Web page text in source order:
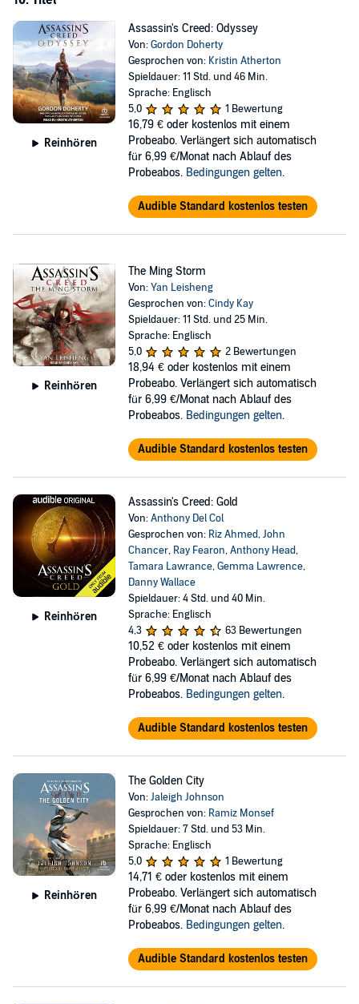
Reinhören
Assassin's Creed: Odyssey
Von:Gordon Doherty
Gesprochen von: Kristin Atherton
Spieldauer: 11 Std. und 46 Min.
Sprache: Englisch
5,0
1 Bewertung
16,79 € oder kostenlos mit einem
Probeabo. Verlängert sich automatisch
für 6,99 €/Monat nach Ablauf des
Probeabos. Bedingungen gelten.
Audible Standard kostenlos testen
Reinhören
The Ming Storm
Von:Yan Leisheng
Gesprochen von:Cindy Kay
Spieldauer: 11 Std. und 25 Min.
Sprache: Englisch
5,0
2 Bewertungen
18,94 € oder kostenlos mit einem
Probeabo. Verlängert sich automatisch
für 6,99 €/Monat nach Ablauf des
Probeabos. Bedingungen gelten.
Audible Standard kostenlos testen
Reinhören
Assassin's Creed: Gold
Von:Anthony Del Col
Gesprochen von: Riz Ahmed,John
Chancer, Ray Fearon,Anthony Head,
Tamara Lawrance,Gemma Lawrence,
Danny Wallace
Spieldauer: 4 Std. und 40 Min.
Sprache: Englisch
4,3
63 Bewertungen
10,52 € oder kostenlos mit einem
Probeabo. Verlängert sich automatisch
für 6,99 €/Monat nach Ablauf des
Probeabos. Bedingungen gelten.
Audible Standard kostenlos testen
Reinhören
The Golden City
Von:Jaleigh Johnson
Gesprochen von: Ramiz Monsef
Spieldauer: 7 Std. und 53 Min.
Sprache: Englisch
5,0
1 Bewertung
14,71 € oder kostenlos mit einem
Probeabo. Verlängert sich automatisch
für 6,99 €/Monat nach Ablauf des
Probeabos. Bedingungen gelten.
Audible Standard kostenlos testen